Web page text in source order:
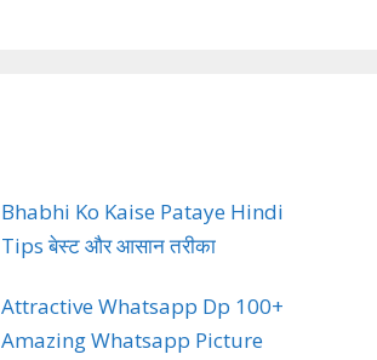
Bhabhi Ko Kaise Pataye Hindi
Tips बेस्ट और आसान तरीका
Attractive Whatsapp Dp 100+
Amazing Whatsapp Picture